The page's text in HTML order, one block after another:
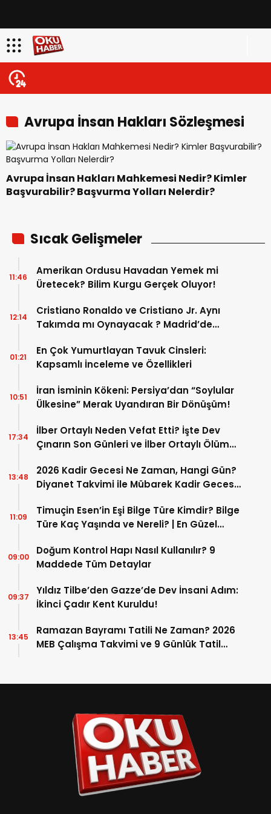
Avrupa İnsan Hakları Sözleşmesi
ile Koruma Altına Alınan Haklar
Avrupa İnsan Hakları Mahkemesi Nedir? Kimler
Başvurabilir? Başvurma Yolları Nelerdir?
Sıcak Gelişmeler
Amerikan Ordusu Havadan Yemek mi
Üretecek? Bilim Kurgu Gerçek Oluyor!
11:46
Cristiano Ronaldo ve Cristiano Jr. Aynı
Takımda mı Oynayacak ? Madrid’de
12:14
En Çok Yumurtlayan Tavuk Cinsleri:
Kapsamlı İnceleme ve Özellikleri
01:21
İran İsminin Kökeni: Persiya’dan “Soylular
Ülkesine” Merak Uyandıran Bir Dönüşüm!
10:51
İlber Ortaylı Neden Vefat Etti? İşte Dev
Çınarın Son Günleri ve İlber Ortaylı Ölüm
17:34
2026 Kadir Gecesi Ne Zaman, Hangi Gün?
Diyanet Takvimi ile Mübarek Kadir Gecesi
13:48
Timuçin Esen’in Eşi Bilge Türe Kimdir? Bilge
Türe Kaç Yaşında ve Nereli? | En Güzel
11:09
Doğum Kontrol Hapı Nasıl Kullanılır? 9
Maddede Tüm Detaylar
09:00
Yıldız Tilbe’den Gazze’de Dev İnsani Adım:
İkinci Çadır Kent Kuruldu!
09:37
Ramazan Bayramı Tatili Ne Zaman? 2026
MEB Çalışma Takvimi ve 9 Günlük Tatil
13:45